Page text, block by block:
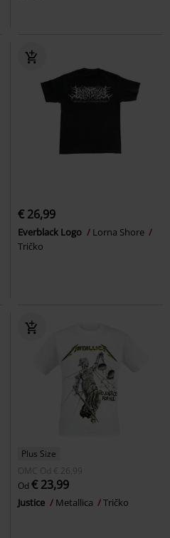
€ 26,99
Everblack Logo
Lorna Shore
Tričko
Plus Size
OMC Od € 26,99
Od € 23,99
Justice Metallica Tričko